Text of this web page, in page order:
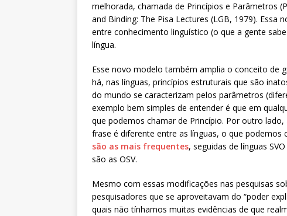
melhorada, chamada de Princípios e Parâmetros
and Binding: The Pisa Lectures (LGB, 1979). Essa
entre conhecimento linguístico (o que a gente
língua.
Esse novo modelo também amplia o conceito de
há, nas línguas, princípios estruturais que são
do mundo se caracterizam pelos parâmetros
exemplo bem simples de entender é que em
que podemos chamar de Princípio. Por outro
frase é diferente entre as línguas, o que podemos
são as mais frequentes, seguidas de línguas
são as OSV.
Mesmo com essas modificações nas pesquisas
pesquisadores que se aproveitavam do “poder
quais não tínhamos muitas evidências de que